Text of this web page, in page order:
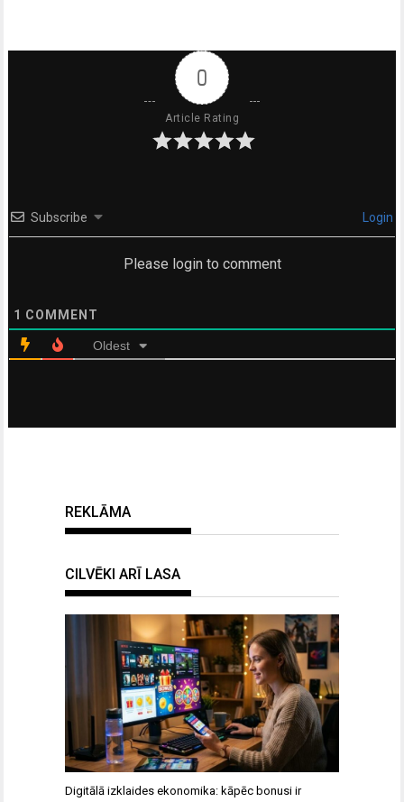
0
Article Rating
Subscribe Login
Please login to comment
1 COMMENT
Oldest
REKLĀMA
CILVĒKI ARĪ LASA
Digitālā izklaides ekonomika: kāpēc bonusi ir